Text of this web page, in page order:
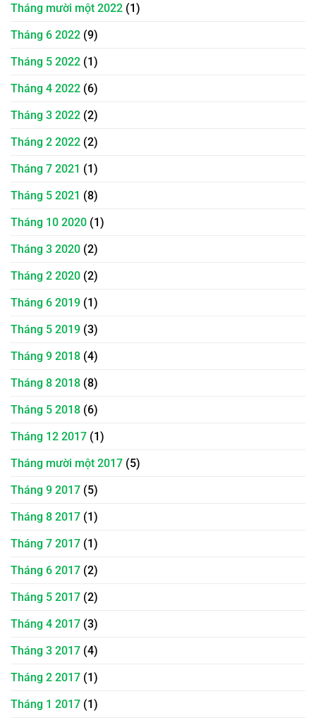
Tháng mười một 2022 (1)
Tháng 6 2022 (9)
Tháng 5 2022 (1)
Tháng 4 2022 (6)
Tháng 3 2022 (2)
Tháng 2 2022 (2)
Tháng 7 2021 (1)
Tháng 5 2021 (8)
Tháng 10 2020 (1)
Tháng 3 2020 (2)
Tháng 2 2020 (2)
Tháng 6 2019 (1)
Tháng 5 2019 (3)
Tháng 9 2018 (4)
Tháng 8 2018 (8)
Tháng 5 2018 (6)
Tháng 12 2017 (1)
Tháng mười một 2017 (5)
Tháng 9 2017 (5)
Tháng 8 2017 (1)
Tháng 7 2017 (1)
Tháng 6 2017 (2)
Tháng 5 2017 (2)
Tháng 4 2017 (3)
Tháng 3 2017 (4)
Tháng 2 2017 (1)
Tháng 1 2017 (1)